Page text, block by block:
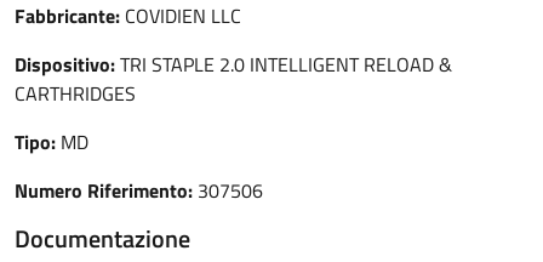
Fabbricante: COVIDIEN LLC
Dispositivo:TRI STAPLE 2.0 INTELLIGENT RELOAD &
CARTHRIDGES
Tipo: MD
Numero Riferimento: 307506
Documentazione